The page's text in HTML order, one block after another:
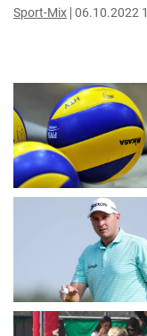
Sport-Mix 06.10.2022